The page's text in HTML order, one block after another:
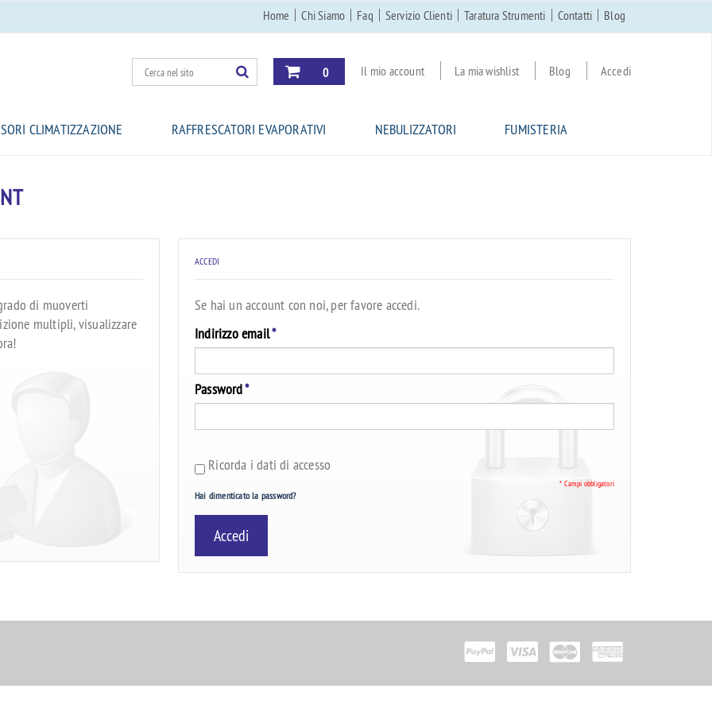
Home Chi Siamo Faq Servizio Clienti Taratura Strumenti Contatti Blog
Il mio account La mia wishlist Blog Accedi
0
CLIMATIZZAZIONE RAFFRESCATORI EVAPORATIVI NEBULIZZATORI FUMISTERIA
ACCEDI
Se hai un account con noi, per favore accedi.
*
Indirizzo email
*
Password
Ricorda i dati di accesso
* Campi obbligatori
Hai dimenticato la password?
Accedi
di muoverti
multipli, visualizzare